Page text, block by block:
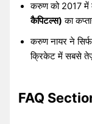
करुण को 2017
कैपिटल्स) का
करुण नायर ने
क्रिकेट में सबसे
FAQ